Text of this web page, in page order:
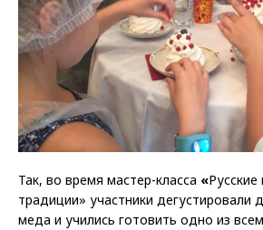
Так, во время мастер-класса «Русские
традиции» участники дегустировали
меда и учились готовить одно из